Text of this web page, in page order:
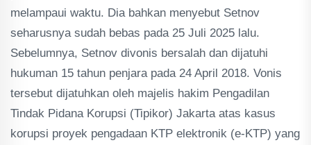
melampaui waktu. Dia bahkan menyebut Setnov
seharusnya sudah bebas pada 25 Juli 2025 lalu.
Sebelumnya, Setnov divonis bersalah dan dijatuhi
hukuman 15 tahun penjara pada 24 April 2018. Vonis
tersebut dijatuhkan oleh majelis hakim Pengadilan
Tindak Pidana Korupsi (Tipikor) Jakarta atas kasus
korupsi proyek pengadaan KTP elektronik (e-KTP) yang